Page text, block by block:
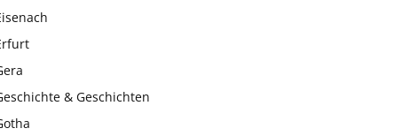
& Geschichten